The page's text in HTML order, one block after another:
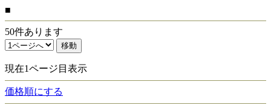
■
50件あります
現在1ページ目表示
価格順にする